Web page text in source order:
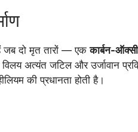
जब दो मृत तारों — एककार्बन-
अत्यंत जटिल और उर्जावान
की प्रधानता होती है।